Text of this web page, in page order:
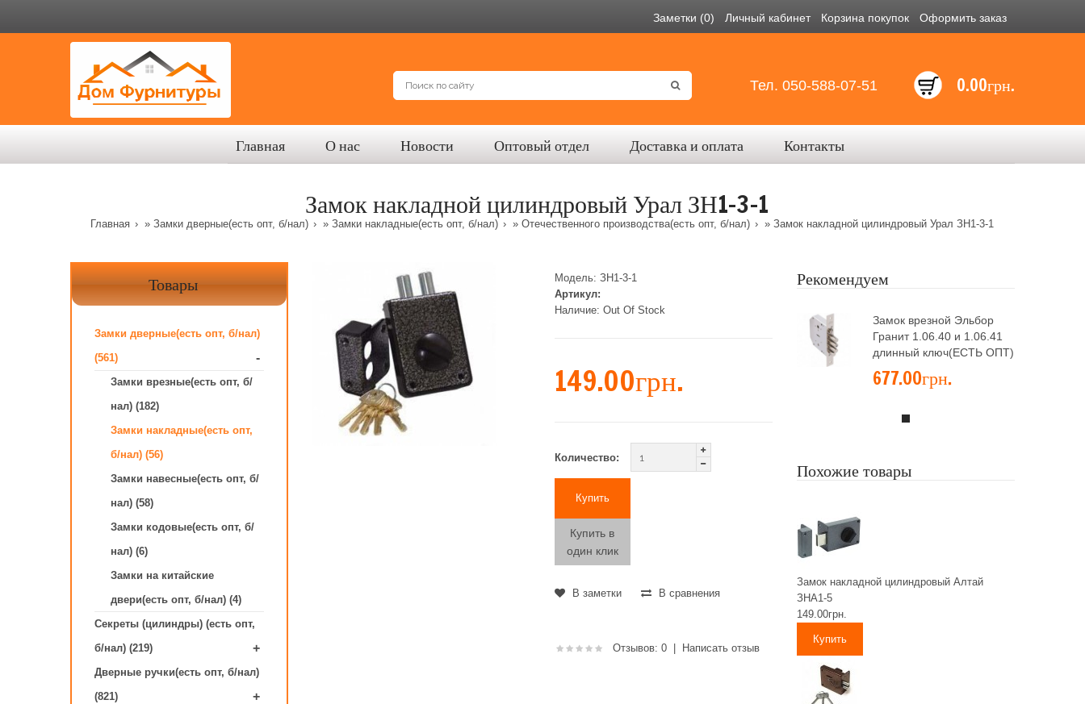
Заметки (0) Личный кабинет Корзина покупок Оформить заказ
Тел. 050-588-07-51 0.00грн.
Главная О нас Новости Оптовый отдел Доставка и оплата Контакты
Замок накладной цилиндровый Урал ЗН1-3-1
Главная » Замки дверные(есть опт, б/нал) » Замки накладные(есть опт, б/нал) » Отечественного производства(есть опт, б/нал) » Замок накладной цилиндровый Урал ЗН1-3-1
Товары
Замки дверные(есть опт, б/нал)
(561)
-
Замки врезные(есть опт, б/
нал) (182)
Замки накладные(есть опт,
б/нал) (56)
Замки навесные(есть опт, б/
нал) (58)
Замки кодовые(есть опт, б/
нал) (6)
Замки на китайские
двери(есть опт, б/нал) (4)
Секреты (цилиндры) (есть опт,
б/нал) (219)
+
Дверные ручки(есть опт, б/нал)
(821)
+
Модель: ЗН1-3-1
Артикул:
Наличие: Out Of Stock
149.00грн.
Количество:
Купить в
один клик
В заметки В сравнения
Отзывов: 0| Написать отзыв
Рекомендуем
Замок врезной Эльбор
Гранит 1.06.40 и 1.06.41
длинный ключ(ЕСТЬ ОПТ)
677.00грн.
Похожие товары
Замок накладной цилиндровый Алтай
ЗНА1-5
149.00грн.